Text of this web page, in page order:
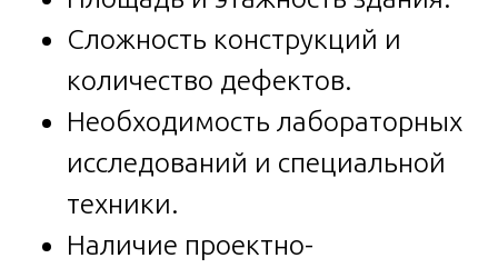
Сложность конструкций и
количество дефектов.
Необходимость лабораторных
исследований и специальной
техники.
Наличие проектно-